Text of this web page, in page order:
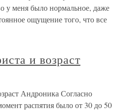
у меня было нормальное, даже
ощущение того, что все
и возраст
Андроника Согласно
распятия было от 30 до 50